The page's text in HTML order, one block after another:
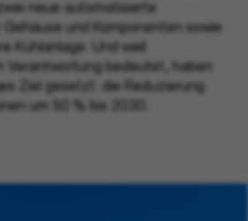
neue automatisierte
Gehäuse und Komponenten sowie
Kühlanlage. Und weil
Verantwortung bedeutet, haben
Ziel gesetzt: die Reduzierung
um 50 % bis 2030.